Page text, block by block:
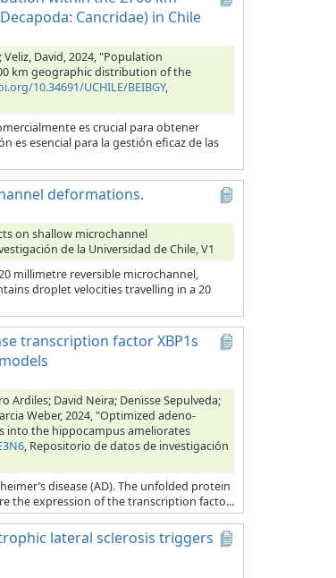
Cancridae) in Chile
David, 2024, "Population
km geographic distribution of the
10.34691/UCHILE/BEIBGY,
es crucial para obtener
es esencial para la gestión eficaz de las
deformations.
on shallow microchannel
de la Universidad de Chile, V1
millimetre reversible microchannel,
droplet velocities travelling in a 20
transcription factor XBP1s
Ardiles; David Neira; Denisse Sepulveda;
Weber, 2024, "Optimized adeno-
into the hippocampus ameliorates
, Repositorio de datos de investigación
disease (AD). The unfolded protein
the expression of the transcription facto...
lateral sclerosis triggers